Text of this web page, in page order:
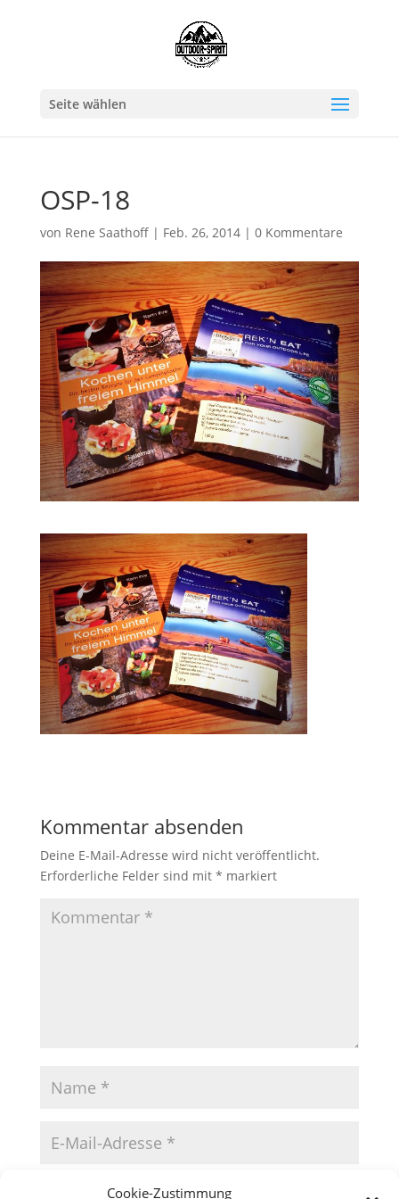
Cookie-Zustimmung
Seite wählen
OSP-18
von Rene Saathoff| Feb. 26, 2014| 0 Kommentare
Kommentar absenden
Deine E-Mail-Adresse wird nicht veröffentlicht.
Erforderliche Felder sind mit * markiert